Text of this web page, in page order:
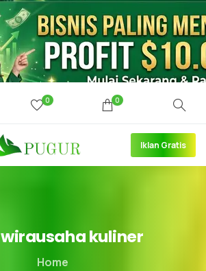
0 0
Iklan Gratis
wirausahakuliner
Home